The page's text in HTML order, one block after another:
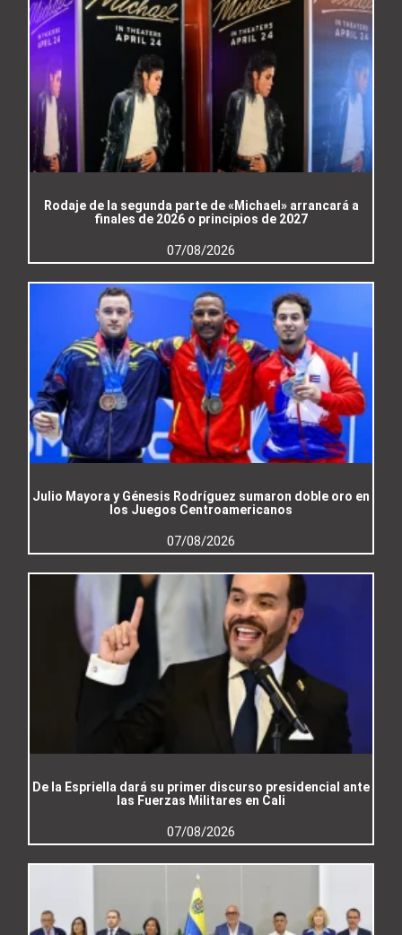
Rodaje de la segunda parte de «Michael» arrancará a
finales de 2026 o principios de 2027
07/08/2026
Julio Mayora y Génesis Rodríguez sumaron doble oro en
los Juegos Centroamericanos
07/08/2026
De la Espriella dará su primer discurso presidencial ante
las Fuerzas Militares en Cali
07/08/2026